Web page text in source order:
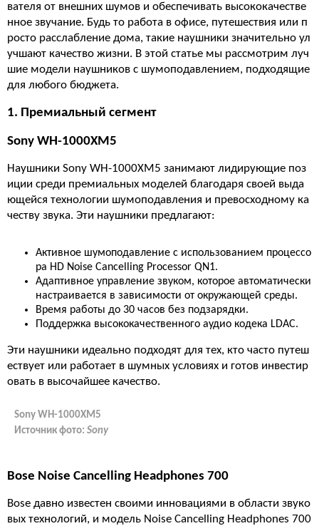
вателя от внешних шумов и обеспечивать высококачестве
нное звучание. Будь то работа в офисе, путешествия или п
росто расслабление дома, такие наушники значительно ул
учшают качество жизни. В этой статье мы рассмотрим луч
шие модели наушников с шумоподавлением, подходящие
для любого бюджета.
1. Премиальный сегмент
Sony WH-1000XM5
Наушники Sony WH-1000XM5 занимают лидирующие поз
иции среди премиальных моделей благодаря своей выда
ющейся технологии шумоподавления и превосходному ка
честву звука. Эти наушники предлагают:
Активное шумоподавление с использованием процессо
ра HD Noise Cancelling Processor QN1.
Адаптивное управление звуком, которое автоматически
настраивается в зависимости от окружающей среды.
Время работы до 30 часов без подзарядки.
Поддержка высококачественного аудио кодека LDAC.
Эти наушники идеально подходят для тех, кто часто путеш
ествует или работает в шумных условиях и готов инвестир
овать в высочайшее качество.
Sony WH-1000XM5
Источник фото: Sony
Bose Noise Cancelling Headphones 700
Bose давно известен своими инновациями в области звуко
вых технологий, и модель Noise Cancelling Headphones 700